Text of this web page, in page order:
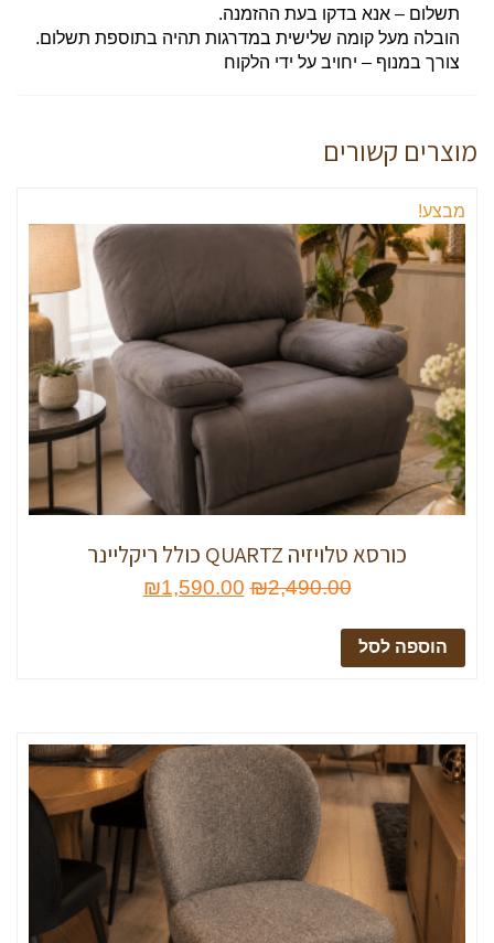
תשלום – אנא בדקו בעת ההזמנה.
הובלה מעל קומה שלישית במדרגות תהיה בתוספת תשלום.
צורך במנוף – יחויב על ידי הלקוח
מוצרים קשורים
מבצע!
כורסא טלויזיה QUARTZ כולל ריקליינר
₪2,490.00
₪1,590.00
הוספה לסל